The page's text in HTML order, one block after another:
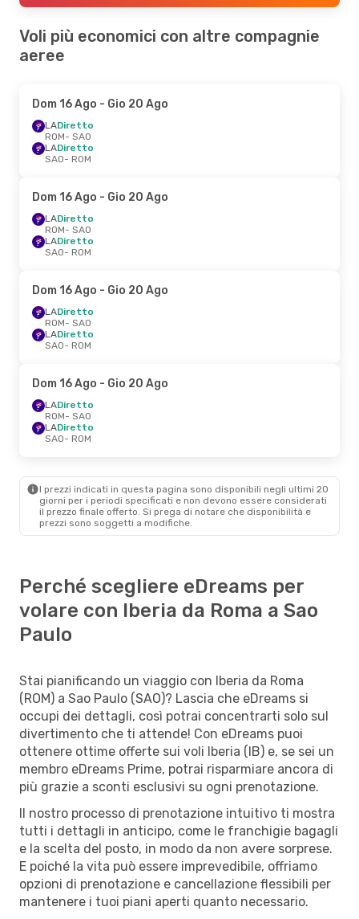
Voli più economici con altre compagnie
aeree
Dom 16 Ago - Gio 20 Ago
LADiretto
ROM- SAO
LADiretto
SAO- ROM
Dom 16 Ago - Gio 20 Ago
LADiretto
ROM- SAO
LADiretto
SAO- ROM
Dom 16 Ago - Gio 20 Ago
LADiretto
ROM- SAO
LADiretto
SAO- ROM
Dom 16 Ago - Gio 20 Ago
LADiretto
ROM- SAO
LADiretto
SAO- ROM
I prezzi indicati in questa pagina sono disponibili negli ultimi 20
giorni per i periodi specificati e non devono essere considerati
il ​​prezzo finale offerto. Si prega di notare che disponibilità e
prezzi sono soggetti a modifiche.
Perché scegliere eDreams per
volare con Iberia da Roma a Sao
Paulo
Stai pianificando un viaggio con Iberia da Roma
(ROM) a Sao Paulo (SAO)? Lascia che eDreams si
occupi dei dettagli, così potrai concentrarti solo sul
divertimento che ti attende! Con eDreams puoi
ottenere ottime offerte sui voli Iberia (IB) e, se sei un
membro eDreams Prime, potrai risparmiare ancora di
più grazie a sconti esclusivi su ogni prenotazione.
Il nostro processo di prenotazione intuitivo ti mostra
tutti i dettagli in anticipo, come le franchigie bagagli
e la scelta del posto, in modo da non avere sorprese.
E poiché la vita può essere imprevedibile, offriamo
opzioni di prenotazione e cancellazione flessibili per
mantenere i tuoi piani aperti quanto necessario.